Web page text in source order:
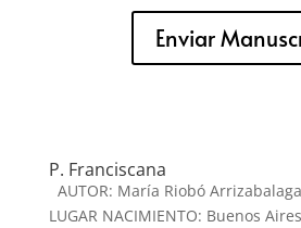
Enviar
P. Franciscana
AUTOR: María Riobó
LUGAR NACIMIENTO: Buenos